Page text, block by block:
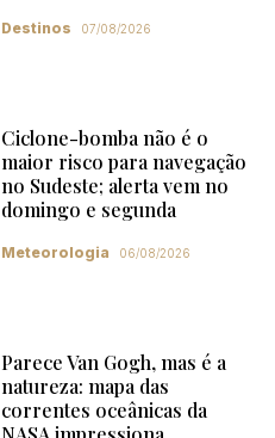
Destinos 07/08/2026
Ciclone-bomba não é o
maior risco para navegação
no Sudeste; alerta vem no
domingo e segunda
Meteorologia 06/08/2026
Parece Van Gogh, mas é a
natureza: mapa das
correntes oceânicas da